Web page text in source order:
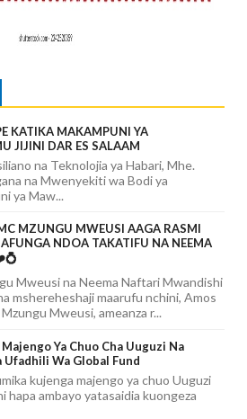
KATIKA MAKAMPUNI YA
JIJINI DAR ES SALAAM
na Teknolojia ya Habari, Mhe.
na Mwenyekiti wa Bodi ya
ya Maw...
MZUNGU MWEUSI AAGA RASMI
AFUNGA NDOA TAKATIFU NA NEEMA
Mweusi na Neema Naftari Mwandishi
mshereheshaji maarufu nchini, Amos
Mweusi, ameanza r...
Ya Chuo Cha Uuguzi Na
Ufadhili Wa Global Fund
kujenga majengo ya chuo Uuguzi
hapa ambayo yatasaidia kuongeza